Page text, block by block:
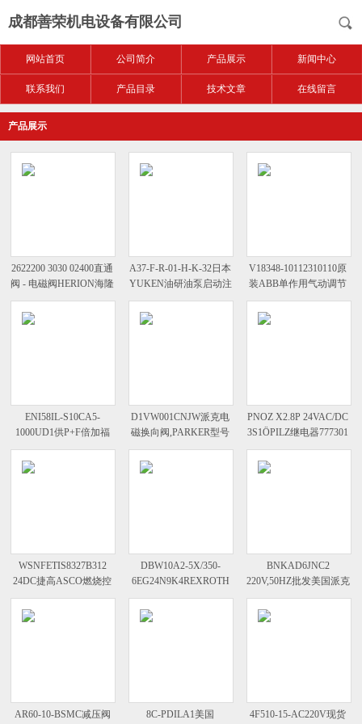
成都善荣机电设备有限公司
网站首页 公司简介 产品展示 新闻中心
联系我们 产品目录 技术文章 在线留言
产品展示
2622200 3030 02400直通
阀 - 电磁阀HERION海隆
使用注意
A37-F-R-01-H-K-32日本
YUKEN油研油泵启动注
意事项
V18348-10112310110原
装ABB单作用气动调节
阀定位器
ENI58IL-S10CA5-
1000UD1供P+F倍加福
增量型编码器 空心轴
D1VW001CNJW派克电
磁换向阀,PARKER型号
构成
PNOZ X2.8P 24VAC/DC
3S1ÖPILZ继电器777301
结构分析
WSNFETIS8327B312
24DC捷高ASCO燃烧控
制电磁阀安装及使用
DBW10A2-5X/350-
6EG24N9K4REXROTH
溢流阀,力士乐相关应用
BNKAD6JNC2
220V,50HZ批发美国派克
PARKER气动电磁阀
AR60-10-BSMC减压阀
8C-PDILA1美国
4F510-15-AC220V现货